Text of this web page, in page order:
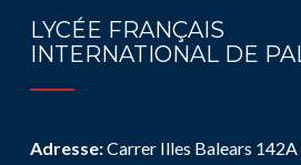
LYCÉE FRANÇAIS
INTERNATIONAL DE
Adresse:Carrer Illes Balears 142A